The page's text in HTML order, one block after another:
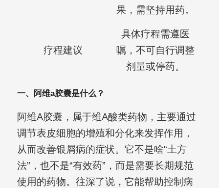
果，需坚持用药。
疗程建议
具体疗程需遵医
嘱，不可自行调整
剂量或停药。
一、阿维a胶囊是什么？
阿维A胶囊，属于维A酸类药物，主要通过
调节表皮细胞的增殖和分化来发挥作用，
从而改善银屑病的症状。它不是啥“土方
法”，也不是“有效药”，而是需要长期规范
使用的药物。往深了说，它能帮助控制病